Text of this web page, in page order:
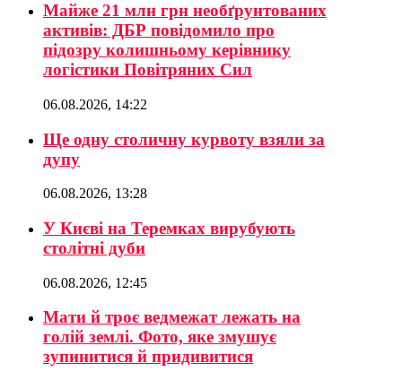
Майже 21 млн грн необґрунтованих
активів: ДБР повідомило про
підозру колишньому керівнику
логістики Повітряних Сил
06.08.2026, 14:22
Ще одну столичну курвоту взяли за
дупу
06.08.2026, 13:28
У Києві на Теремках вирубують
столітні дуби
06.08.2026, 12:45
Мати й троє ведмежат лежать на
голій землі. Фото, яке змушує
зупинитися й придивитися